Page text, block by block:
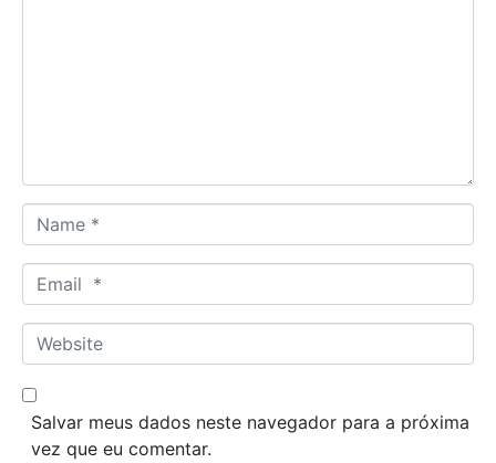
a
m
*
m
a
*
W
e
b
Salvar meus dados neste navegador para a próxima
vez que eu comentar.